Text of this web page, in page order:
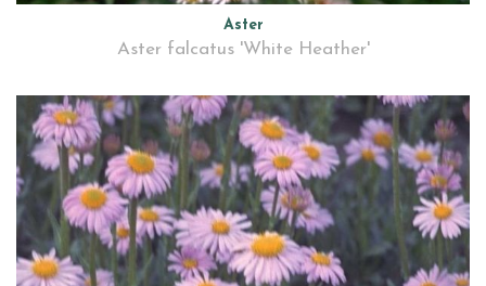
Aster
Aster falcatus 'White Heather'